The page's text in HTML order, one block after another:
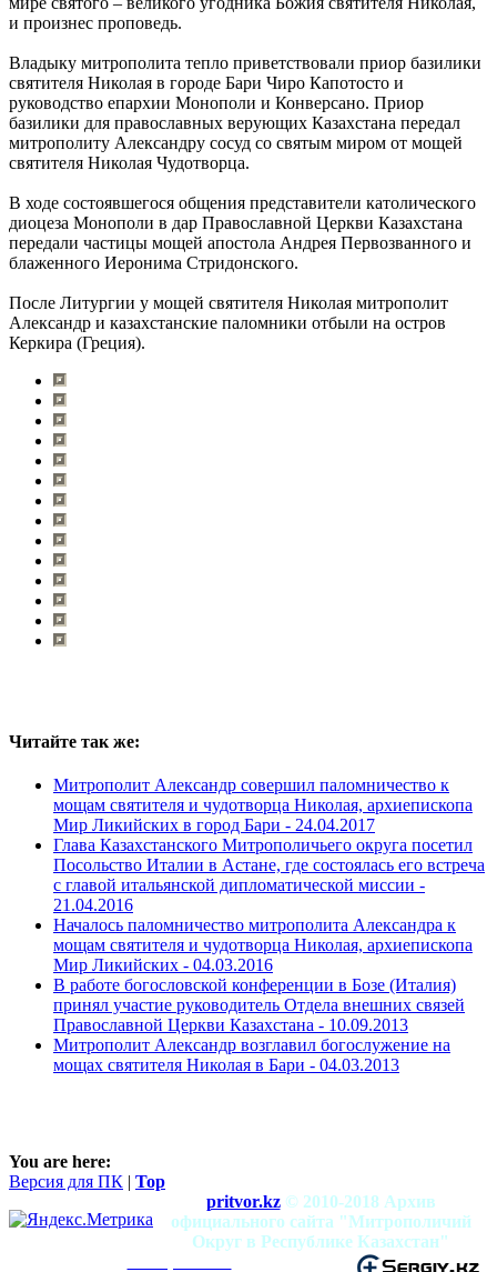
и произнес проповедь.
Владыку митрополита тепло приветствовали приор базилики
святителя Николая в городе Бари Чиро Капотосто и
руководство епархии Монополи и Конверсано. Приор
базилики для православных верующих Казахстана передал
митрополиту Александру сосуд со святым миром от мощей
святителя Николая Чудотворца.
В ходе состоявшегося общения представители католического
диоцеза Монополи в дар Православной Церкви Казахстана
передали частицы мощей апостола Андрея Первозванного и
блаженного Иеронима Стридонского.
После Литургии у мощей святителя Николая митрополит
Александр и казахстанские паломники отбыли на остров
Керкира (Греция).
Читайте так же:
Митрополит Александр совершил паломничество к
мощам святителя и чудотворца Николая, архиепископа
Мир Ликийских в город Бари - 24.04.2017
Глава Казахстанского Митрополичьего округа посетил
Посольство Италии в Астане, где состоялась его встреча
с главой итальянской дипломатической миссии -
21.04.2016
Началось паломничество митрополита Александра к
мощам святителя и чудотворца Николая, архиепископа
Мир Ликийских - 04.03.2016
В работе богословской конференции в Бозе (Италия)
принял участие руководитель Отдела внешних связей
Православной Церкви Казахстана - 10.09.2013
Митрополит Александр возглавил богослужение на
мощах святителя Николая в Бари - 04.03.2013
You are here:
Версия для ПК | Top
pritvor.kz © 2010-2018 Архив
официального сайта "Митрополичий
Округ в Республике Казахстан"